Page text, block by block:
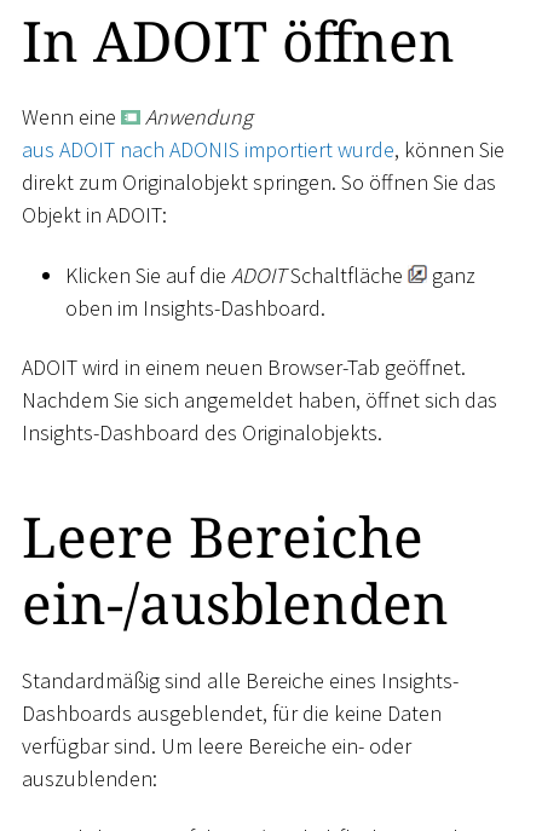
In ADOIT öffnen
Wenn eine
Anwendung
aus ADOIT nach ADONIS importiert wurde, können Sie
direkt zum Originalobjekt springen. So öffnen Sie das
Objekt in ADOIT:
Klicken Sie auf die ADOITSchaltfläche
ganz
oben im Insights-Dashboard.
ADOIT wird in einem neuen Browser-Tab geöffnet.
Nachdem Sie sich angemeldet haben, öffnet sich das
Insights-Dashboard des Originalobjekts.
Leere Bereiche
ein-/ausblenden
Standardmäßig sind alle Bereiche eines Insights-
Dashboards ausgeblendet, für die keine Daten
verfügbar sind. Um leere Bereiche ein- oder
auszublenden: